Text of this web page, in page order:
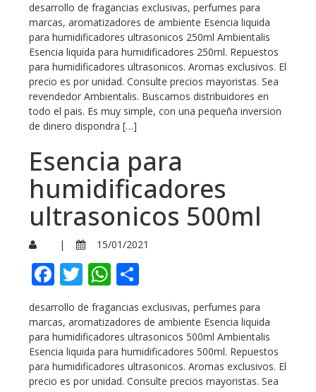
desarrollo de fragancias exclusivas, perfumes para
marcas, aromatizadores de ambiente Esencia liquida
para humidificadores ultrasonicos 250ml Ambientalis
Esencia liquida para humidificadores 250ml. Repuestos
para humidificadores ultrasonicos. Aromas exclusivos. El
precio es por unidad. Consulte precios mayoristas. Sea
revendedor Ambientalis. Buscamos distribuidores en
todo el pais. Es muy simple, con una pequeña inversion
de dinero dispondra […]
Esencia para
humidificadores
ultrasonicos 500ml
| 15/01/2021
Facebook
TwitterWhatsApp
desarrollo de fragancias exclusivas, perfumes para
marcas, aromatizadores de ambiente Esencia liquida
para humidificadores ultrasonicos 500ml Ambientalis
Esencia liquida para humidificadores 500ml. Repuestos
para humidificadores ultrasonicos. Aromas exclusivos. El
precio es por unidad. Consulte precios mayoristas. Sea